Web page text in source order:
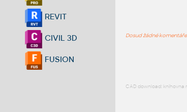
REVIT
CIVIL 3D
FUSION
Dosud žádné
CAD download: